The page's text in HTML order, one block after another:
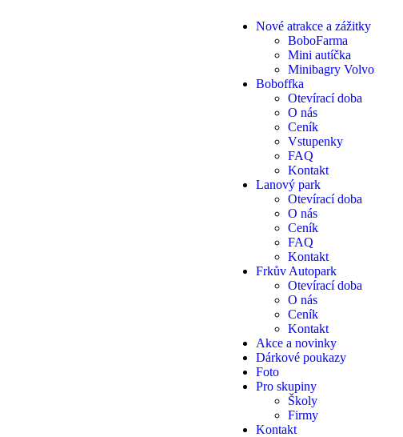
Nové atrakce a zážitky
BoboFarma
Mini autíčka
Minibagry Volvo
Boboffka
Otevírací doba
O nás
Ceník
Vstupenky
FAQ
Kontakt
Lanový park
Otevírací doba
O nás
Ceník
FAQ
Kontakt
Frkův Autopark
Otevírací doba
O nás
Ceník
Kontakt
Akce a novinky
Dárkové poukazy
Foto
Pro skupiny
Školy
Firmy
Kontakt